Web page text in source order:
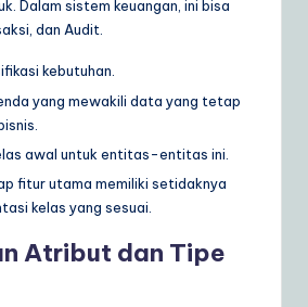
Dalam sistem keuangan, ini bisa
dan Audit.
kebutuhan.
yang mewakili data yang tetap
awal untuk entitas-entitas ini.
fitur utama memiliki setidaknya
kelas yang sesuai.
Atribut dan Tipe